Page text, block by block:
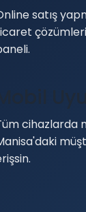
satış
Mobil
cihazlarda